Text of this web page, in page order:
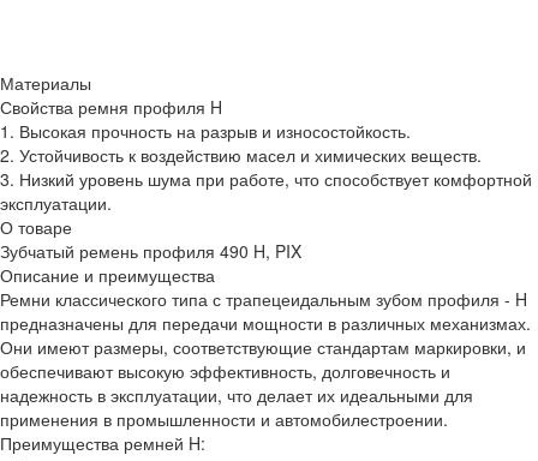
Материалы
Свойства ремня профиля H
1. Высокая прочность на разрыв и износостойкость.
2. Устойчивость к воздействию масел и химических веществ.
3. Низкий уровень шума при работе, что способствует комфортной
эксплуатации.
О товаре
Зубчатый ремень профиля 490 H, PIX
Описание и преимущества
Ремни классического типа с трапецеидальным зубом профиля - H
предназначены для передачи мощности в различных механизмах.
Они имеют размеры, соответствующие стандартам маркировки, и
обеспечивают высокую эффективность, долговечность и
надежность в эксплуатации, что делает их идеальными для
применения в промышленности и автомобилестроении.
Преимущества ремней H: